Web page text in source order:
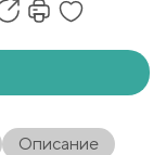
Описание